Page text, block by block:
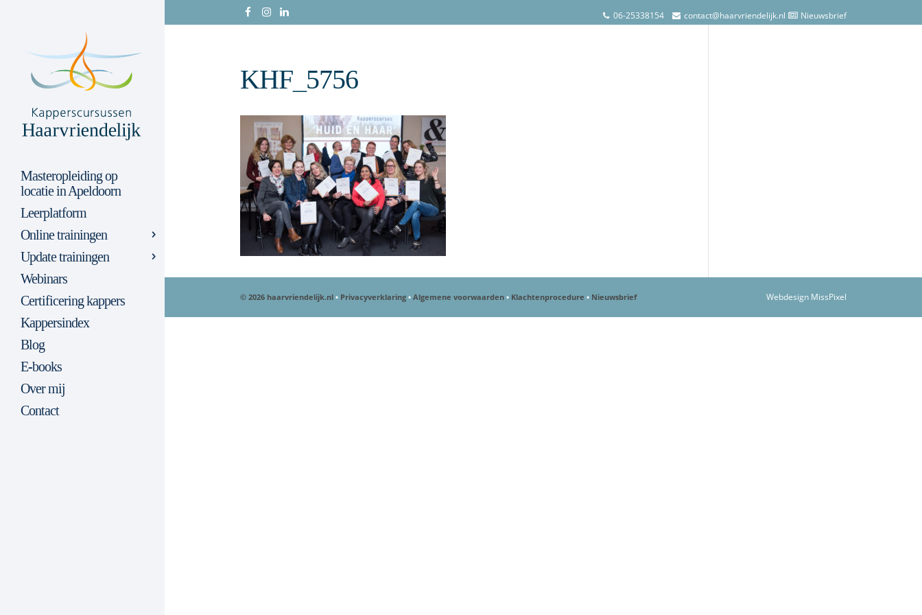
06-25338154 contact@haarvriendelijk.nl Nieuwsbrief
Masteropleiding op
locatie in Apeldoorn
Leerplatform
Online trainingen
Update trainingen
Webinars
Certificering kappers
Kappersindex
Blog
E-books
Over mij
Contact
KHF_5756
Webdesign MissPixel
© 2026 haarvriendelijk.nl• Privacyverklaring • Algemene voorwaarden • Klachtenprocedure • Nieuwsbrief